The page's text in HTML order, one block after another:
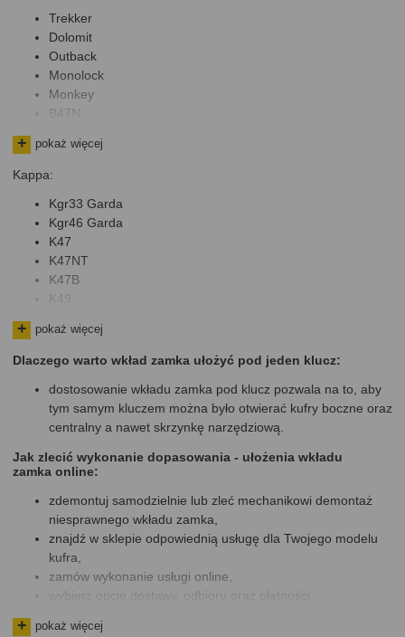
Trekker
Dolomit
Outback
Monolock
Monkey
B47N
B360
B34N
E300N2
Skrzynka narzedziowa S250
pokaż więcej
Kappa:
Kgr33 Garda
Kgr46 Garda
K47
K47NT
K47B
K49
K33
K46
K37
K37NT
K35
K35NT
K26
pokaż więcej
Dlaczego warto wkład zamka ułożyć pod jeden klucz:
dostosowanie wkładu zamka pod klucz pozwala na to, aby
tym samym kluczem można było otwierać kufry boczne oraz
centralny a nawet skrzynkę narzędziową.
Jak zlecić wykonanie dopasowania - ułożenia wkładu
zamka online:
zdemontuj samodzielnie lub zleć mechanikowi demontaż
niesprawnego wkładu zamka,
znajdź w sklepie odpowiednią usługę dla Twojego modelu
kufra,
zamów wykonanie usługi online,
wybierz opcję dostawy, odbioru oraz płatności,
domu, lub ze wskazanego warsztau,
pokaż więcej